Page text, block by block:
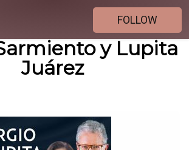
FOLLOW
y Lupita
Juárez